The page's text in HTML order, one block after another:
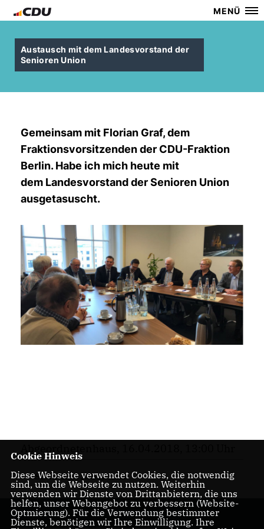
MENÜ
Austausch mit dem Landesvorstand der
Senioren Union
Gemeinsam mit Florian Graf, dem
Fraktionsvorsitzenden der CDU-Fraktion
Berlin. Habe ich mich heute mit
dem Landesvorstand der Senioren Union
ausgetasuscht.
SENIOREN ,SOZIALES
Cookie Hinweis
Diese Webseite verwendet Cookies, die notwendig
sind, um die Webseite zu nutzen. Weiterhin
verwenden wir Dienste von Drittanbietern, die uns
helfen, unser Webangebot zu verbessern (Website-
Optmierung). Für die Verwendung bestimmter
Dienste, benötigen wir Ihre Einwilligung. Ihre